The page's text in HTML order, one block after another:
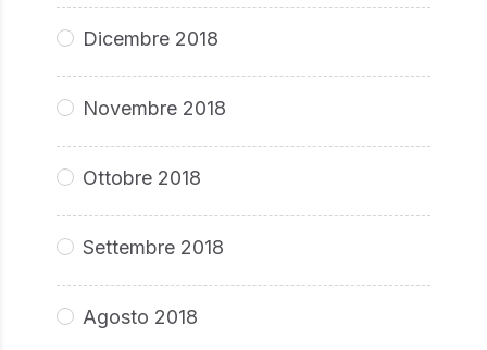
Dicembre 2018
Novembre 2018
Ottobre 2018
Settembre 2018
Agosto 2018